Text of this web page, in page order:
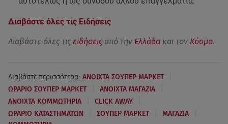
Διαβάστε όλες τις Ειδήσεις
Διαβάστε όλες τις ειδήσεις από την Ελλάδα και τον Κόσμο.
Διαβάστε περισσότερα: ΑΝΟΙΧΤΑ ΣΟΥΠΕΡ ΜΑΡΚΕΤ
ΩΡΑΡΙΟ ΣΟΥΠΕΡ ΜΑΡΚΕΤ ΑΝΟΙΧΤΑ ΜΑΓΑΖΙΑ
ΑΝΟΙΧΤΑ ΚΟΜΜΩΤΗΡΙΑ CLICK AWAY
ΩΡΑΡΙΟ ΚΑΤΑΣΤΗΜΑΤΩΝ ΣΟΥΠΕΡ ΜΑΡΚΕΤ ΜΑΓΑΖΙΑ